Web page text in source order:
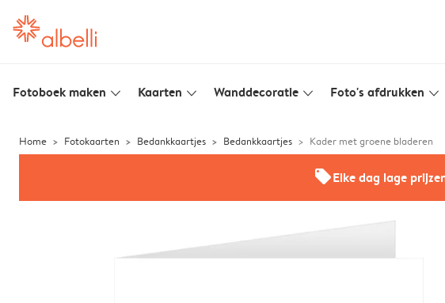
Fotoboek maken slim_arrow_down Kaarten slim_arrow_down Wanddecoratie slim_arrow_down Foto's afdrukken slim_arrow_down
Home Fotokaarten Bedankkaartjes Bedankkaartjes Kader met groene bladeren
offersElke dag lage